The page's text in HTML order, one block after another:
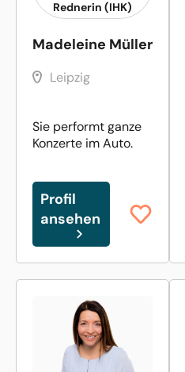
Rednerin (IHK)
Madeleine Müller
Leipzig
Sie performt ganze
Konzerte im Auto.
Profil
ansehen